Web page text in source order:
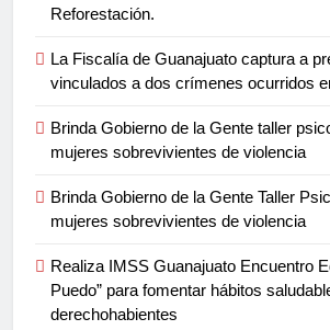
Reforestación.
La Fiscalía de Guanajuato captura a
vinculados a dos crímenes ocurridos
Brinda Gobierno de la Gente taller
mujeres sobrevivientes de violencia
Brinda Gobierno de la Gente Taller
mujeres sobrevivientes de violencia
Realiza IMSS Guanajuato Encuentro
Puedo” para fomentar hábitos
derechohabientes